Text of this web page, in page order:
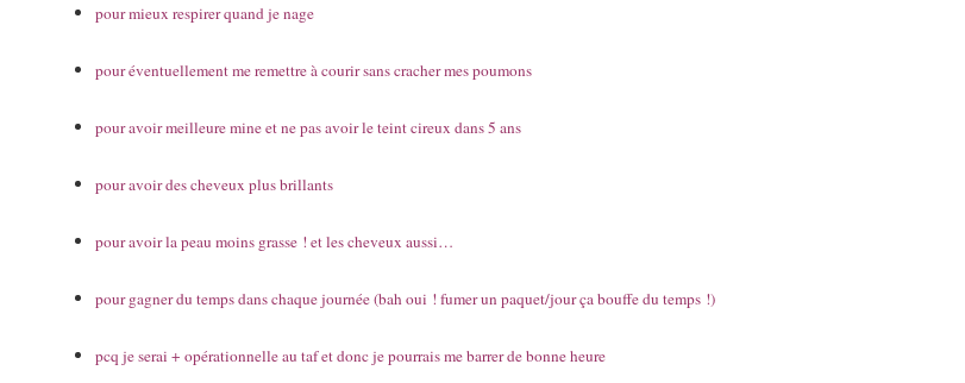
pour mieux respirer quand je nage
pour éventuellement me remettre à courir sans cracher mes poumons
pour avoir meilleure mine et ne pas avoir le teint cireux dans 5 ans
pour avoir des cheveux plus brillants
pour avoir la peau moins grasse ! et les cheveux aussi…
pour gagner du temps dans chaque journée (bah oui ! fumer un paquet/jour ça bouffe du temps !)
pcq je serai + opérationnelle au taf et donc je pourrais me barrer de bonne heure